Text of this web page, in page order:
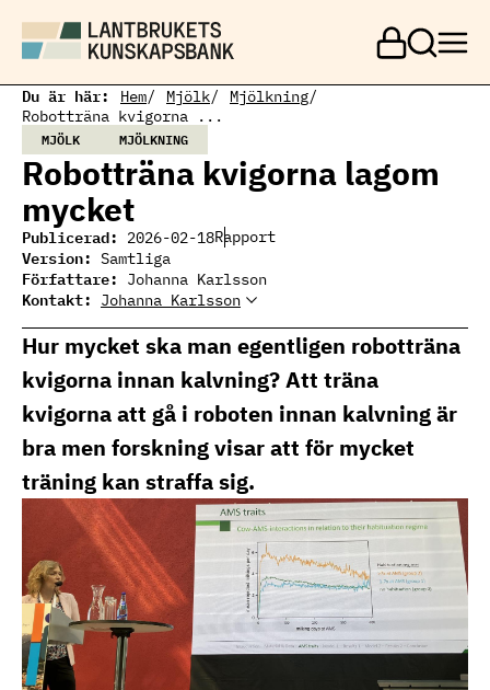
a
Du är här: Hem Mjölk
Mjölkning
Robotträna kvigorna ...
MJÖLK MJÖLKNING
Robotträna kvigorna lagom
mycket
Publicerad: 2026-02-18Rapport
Version: Samtliga
Författare: Johanna Karlsson
Kontakt:
Johanna Karlsson
Johanna Karlsson
johanna.karlsson@vxa.se
Hur mycket ska man egentligen robotträna
kvigorna innan kalvning? Att träna
kvigorna att gå i roboten innan kalvning är
bra men forskning visar att för mycket
träning kan straffa sig.